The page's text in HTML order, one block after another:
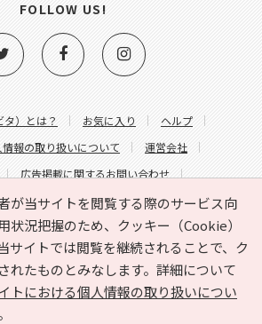
が当サイトを閲覧する際のサービス向
状況把握のため、クッキー（Cookie）
サイトでは閲覧を継続されることで、ク
れたものとみなします。詳細について
トにおける個人情報の取り扱いについ
タ）とは？ お気に入り
ヘルプ
報の取り扱いについて
運営会社
広告掲載に関するお問い合わせ
の内容に関するお問い合わせ
FOLLOW US!
HYOJITO.Co.,Ltd. All Rights Reserved.